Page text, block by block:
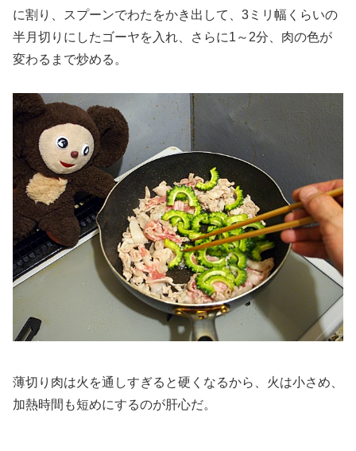
に割り、スプーンでわたをかき出して、3ミリ幅くらいの
半月切りにしたゴーヤを入れ、さらに1～2分、肉の色が
変わるまで炒める。
薄切り肉は火を通しすぎると硬くなるから、火は小さめ、
加熱時間も短めにするのが肝心だ。